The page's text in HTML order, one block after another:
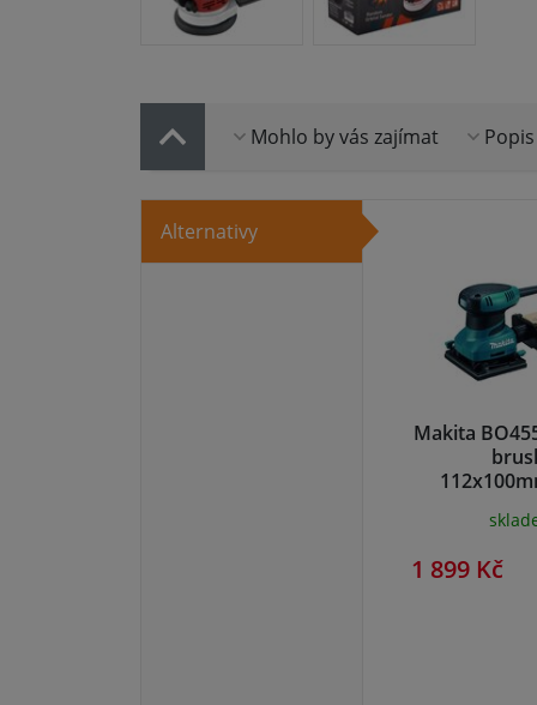
Mohlo by vás zajímat
Alternativy
Makita
1 899 Kč